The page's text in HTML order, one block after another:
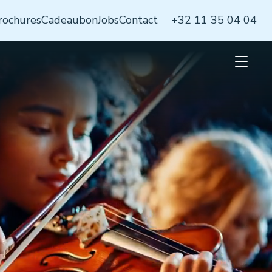
CadeaubonJobsContact +32 11 35 04 04
Open
mobiel